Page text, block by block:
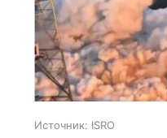
Источник: ISRO